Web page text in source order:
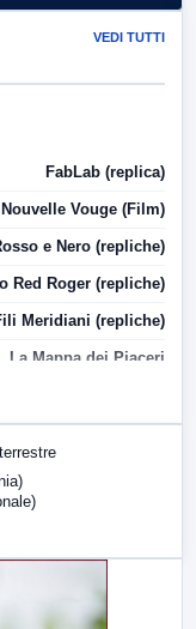
VEDI TUTTI
FabLab (replica)
Nouvelle Vouge (Film)
e Nero (repliche)
Red Roger (repliche)
Meridiani (repliche)
La Mappa dei Piaceri